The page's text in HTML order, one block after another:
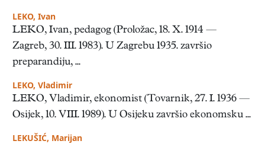
LEKO, Ivan
LEKO, Ivan, pedagog (Proložac, 18. X. 1914 —
Zagreb, 30. III. 1983). U Zagrebu 1935. završio
preparandiju, ...
LEKO, Vladimir
LEKO, Vladimir, ekonomist (Tovarnik, 27. I. 1936 —
Osijek, 10. VIII. 1989). U Osijeku završio ekonomsku ...
LEKUŠIĆ, Marijan